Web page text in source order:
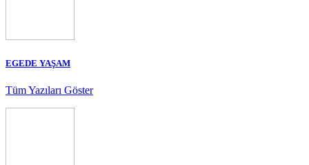
EGEDE YAŞAM
Tüm Yazıları Göster